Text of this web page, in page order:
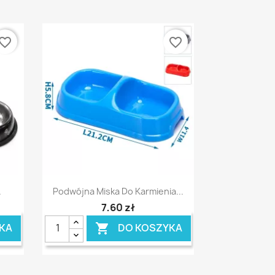
Szybki podgląd
Podwójna Miska Do Karmienia...
7,60 zł
 DO KOSZYKA
favorite_border